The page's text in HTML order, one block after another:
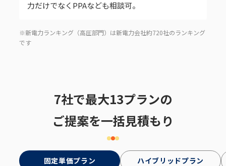
力だけでなくPPAなども相談可。
※新電力ランキング（高圧部門）は新電力会社約720社のランキング
です
7社で最大13プランの
ご提案を一括見積もり
固定単価プラン ハイブリッドプラン